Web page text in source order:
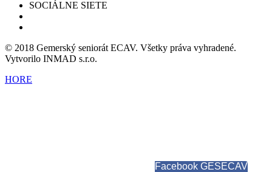
SOCIÁLNE SIETE
© 2018 Gemerský seniorát ECAV. Všetky práva vyhradené.
Vytvorilo INMAD s.r.o.
HORE
Facebook GESECAV